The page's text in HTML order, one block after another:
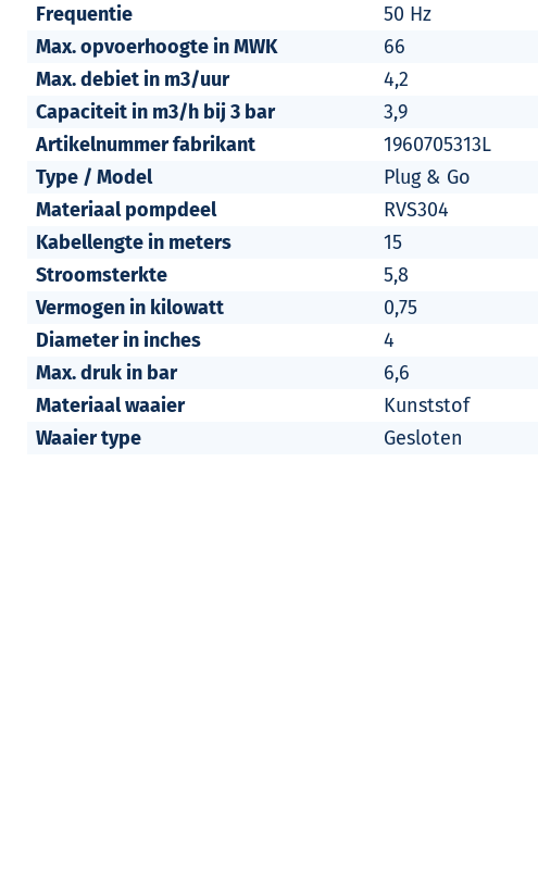
Frequentie
50 Hz
Max. opvoerhoogte in MWK
66
Max. debiet in m3/uur
4,2
Capaciteit in m3/h bij 3 bar
3,9
Artikelnummer fabrikant
1960705313L
Type / Model
Plug & Go
Materiaal pompdeel
RVS304
Kabellengte in meters
15
Stroomsterkte
5,8
Vermogen in kilowatt
0,75
Diameter in inches
4
Max. druk in bar
6,6
Materiaal waaier
Kunststof
Waaier type
Gesloten